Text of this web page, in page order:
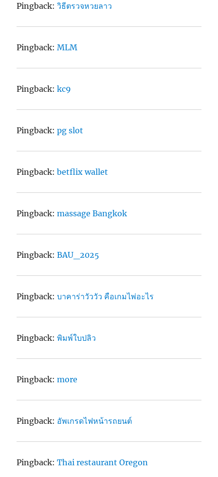
Pingback:วิธีตรวจหวยลาว
Pingback:MLM
Pingback:kc9
Pingback:pg slot
Pingback:betflix wallet
Pingback:massage Bangkok
Pingback:BAU_2025
Pingback:บาคาร่าวัววัว คือเกมไพ่อะไร
Pingback:พิมพ์ใบปลิว
Pingback:more
Pingback: อัพเกรดไฟหน้ารถยนต์
Pingback:Thai restaurant Oregon